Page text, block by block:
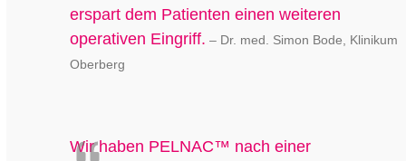
erspart dem Patienten einen weiteren
operativen Eingriff. – Dr. med. Simon Bode, Klinikum
Oberberg
Wir haben PELNAC™ nach einer